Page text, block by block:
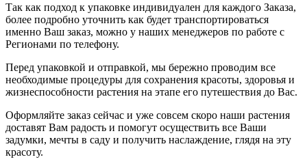
Так как подход к упаковке индивидуален для каждого Заказа,
более подробно уточнить как будет транспортироваться
именно Ваш заказ, можно у наших менеджеров по работе с
Регионами по телефону.
Перед упаковкой и отправкой, мы бережно проводим все
необходимые процедуры для сохранения красоты, здоровья и
жизнеспособности растения на этапе его путешествия до Вас.
Оформляйте заказ сейчас и уже совсем скоро наши растения
доставят Вам радость и помогут осуществить все Ваши
задумки, мечты в саду и получить наслаждение, глядя на эту
красоту.